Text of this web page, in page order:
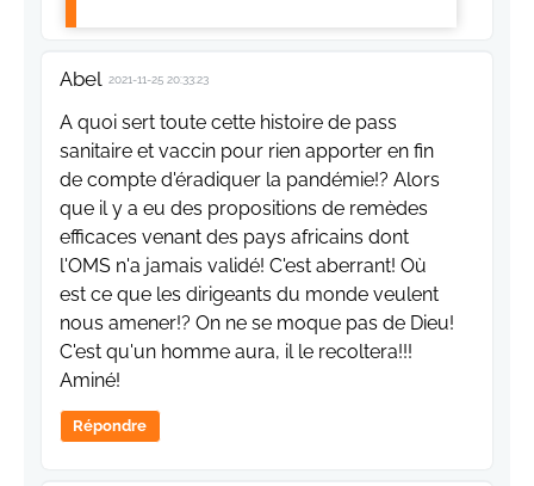
Abel 2021-11-25 20:33:23
A quoi sert toute cette histoire de pass
sanitaire et vaccin pour rien apporter en fin
de compte d'éradiquer la pandémie!? Alors
que il y a eu des propositions de remèdes
efficaces venant des pays africains dont
l'OMS n'a jamais validé! C'est aberrant! Où
est ce que les dirigeants du monde veulent
nous amener!? On ne se moque pas de Dieu!
C'est qu'un homme aura, il le recoltera!!!
Aminé!
Répondre